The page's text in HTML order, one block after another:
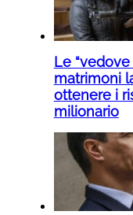
Le
matrimoni
ottenere i
milionario